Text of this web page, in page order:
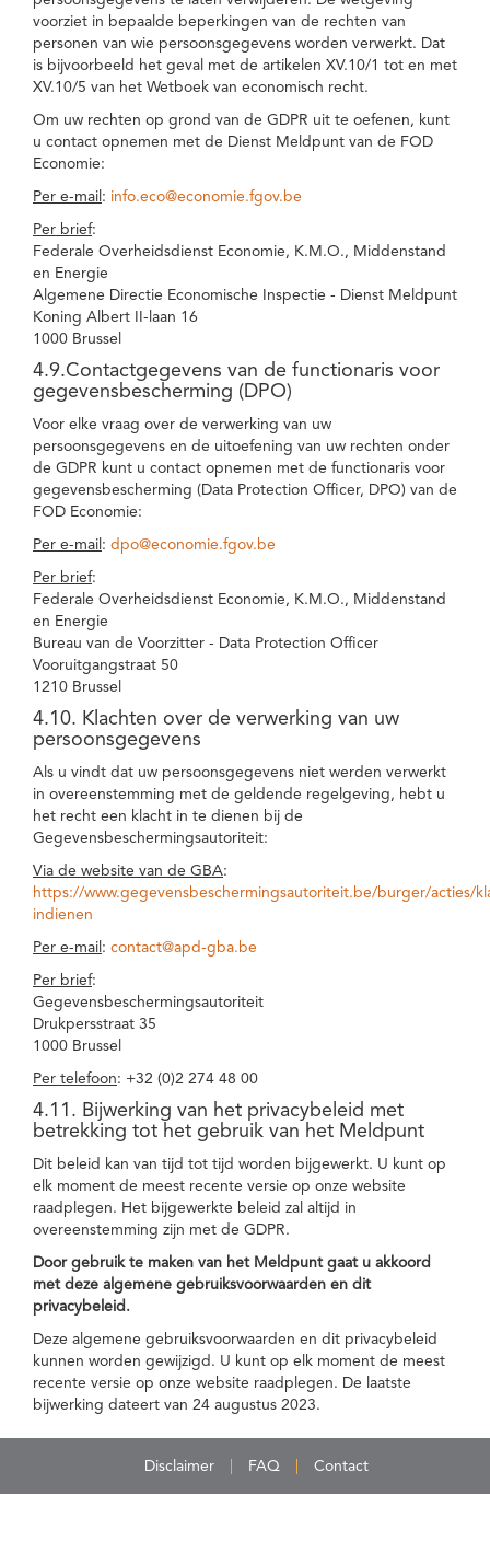
voorziet in bepaalde beperkingen van de rechten van
personen van wie persoonsgegevens worden verwerkt. Dat
is bijvoorbeeld het geval met de artikelen XV.10/1 tot en met
XV.10/5 van het Wetboek van economisch recht.
Om uw rechten op grond van de GDPR uit te oefenen, kunt
u contact opnemen met de Dienst Meldpunt van de FOD
Economie:
Per e-mail : info.eco@economie.fgov.be
Per brief:
Federale Overheidsdienst Economie, K.M.O., Middenstand
en Energie
Algemene Directie Economische Inspectie - Dienst Meldpunt
Koning Albert II-laan 16
1000 Brussel
4.9.Contactgegevens van de functionaris voor
gegevensbescherming (DPO)
Voor elke vraag over de verwerking van uw
persoonsgegevens en de uitoefening van uw rechten onder
de GDPR kunt u contact opnemen met de functionaris voor
gegevensbescherming (Data Protection Officer, DPO) van de
FOD Economie:
Per e-mail : dpo@economie.fgov.be
Per brief:
Federale Overheidsdienst Economie, K.M.O., Middenstand
en Energie
Bureau van de Voorzitter - Data Protection Officer
Vooruitgangstraat 50
1210 Brussel
4.10. Klachten over de verwerking van uw
persoonsgegevens
Als u vindt dat uw persoonsgegevens niet werden verwerkt
in overeenstemming met de geldende regelgeving, hebt u
het recht een klacht in te dienen bij de
Gegevensbeschermingsautoriteit:
Via de website van de GBA:
https://www.gegevensbeschermingsautoriteit.be/burger/acties/
indienen
Per e-mail : contact@apd-gba.be
Per brief:
Gegevensbeschermingsautoriteit
Drukpersstraat 35
1000 Brussel
Per telefoon: +32 (0)2 274 48 00
4.11. Bijwerking van het privacybeleid met
betrekking tot het gebruik van het Meldpunt
Dit beleid kan van tijd tot tijd worden bijgewerkt. U kunt op
elk moment de meest recente versie op onze website
raadplegen. Het bijgewerkte beleid zal altijd in
overeenstemming zijn met de GDPR.
Door gebruik te maken van het Meldpunt gaat u akkoord
met deze algemene gebruiksvoorwaarden en dit
privacybeleid.
Deze algemene gebruiksvoorwaarden en dit privacybeleid
kunnen worden gewijzigd. U kunt op elk moment de meest
recente versie op onze website raadplegen. De laatste
bijwerking dateert van 24 augustus 2023.
Disclaimer FAQ Contact